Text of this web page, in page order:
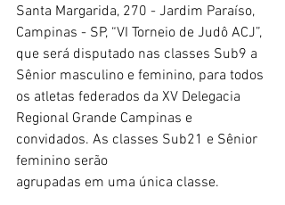
Santa Margarida, 270 - Jardim Paraíso,
Campinas - SP, “VI Torneio de Judô ACJ”,
que será disputado nas classes Sub9 a
Sênior masculino e feminino, para todos
os atletas federados da XV Delegacia
Regional Grande Campinas e
convidados. As classes Sub21 e Sênior
feminino serão
agrupadas em uma única classe.